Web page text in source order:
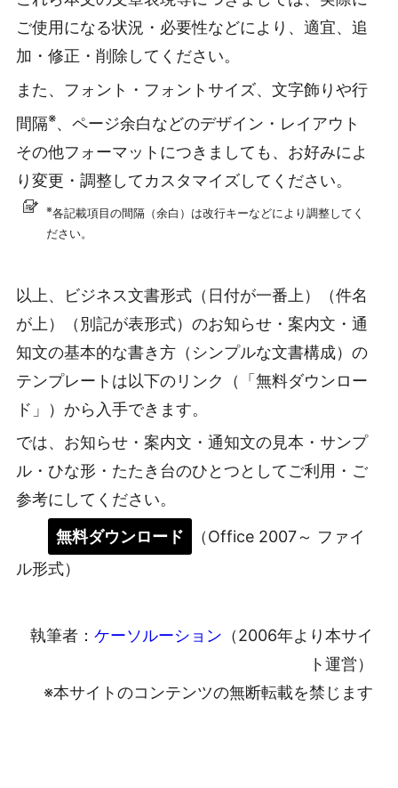
ご使用になる状況・必要性などにより、適宜、追
加・修正・削除してください。
また、フォント・フォントサイズ、文字飾りや行
間隔※、ページ余白などのデザイン・レイアウト
その他フォーマットにつきましても、お好みによ
り変更・調整してカスタマイズしてください。
※各記載項目の間隔（余白）は改行キーなどにより調整してく
ださい。
以上、ビジネス文書形式（日付が一番上）（件名
が上）（別記が表形式）のお知らせ・案内文・通
知文の基本的な書き方（シンプルな文書構成）の
テンプレートは以下のリンク（「無料ダウンロー
ド」）から入手できます。
では、お知らせ・案内文・通知文の見本・サンプ
ル・ひな形・たたき台のひとつとしてご利用・ご
参考にしてください。
無料ダウンロード
（Office 2007～ ファイ
ル形式）
執筆者： ケーソルーション （2006年より本サイ
ト運営）
※本サイトのコンテンツの無断転載を禁じます